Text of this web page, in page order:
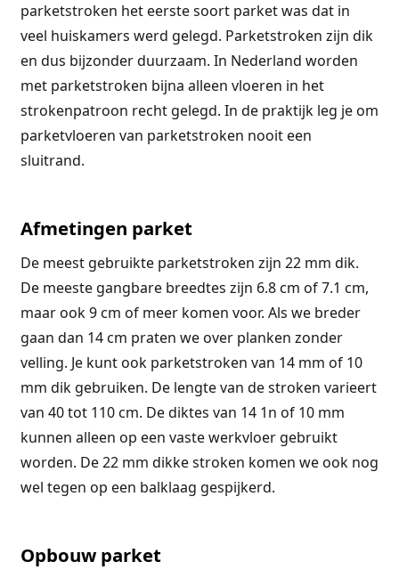
parketstroken het eerste soort parket was dat in
veel huiskamers werd gelegd. Parketstroken zijn dik
en dus bijzonder duurzaam. In Nederland worden
met parketstroken bijna alleen vloeren in het
strokenpatroon recht gelegd. In de praktijk leg je om
parketvloeren van parketstroken nooit een
sluitrand.
Afmetingen parket
De meest gebruikte parketstroken zijn 22 mm dik.
De meeste gangbare breedtes zijn 6.8 cm of 7.1 cm,
maar ook 9 cm of meer komen voor. Als we breder
gaan dan 14 cm praten we over planken zonder
velling. Je kunt ook parketstroken van 14 mm of 10
mm dik gebruiken. De lengte van de stroken varieert
van 40 tot 110 cm. De diktes van 14 1n of 10 mm
kunnen alleen op een vaste werkvloer gebruikt
worden. De 22 mm dikke stroken komen we ook nog
wel tegen op een balklaag gespijkerd.
Opbouw parket